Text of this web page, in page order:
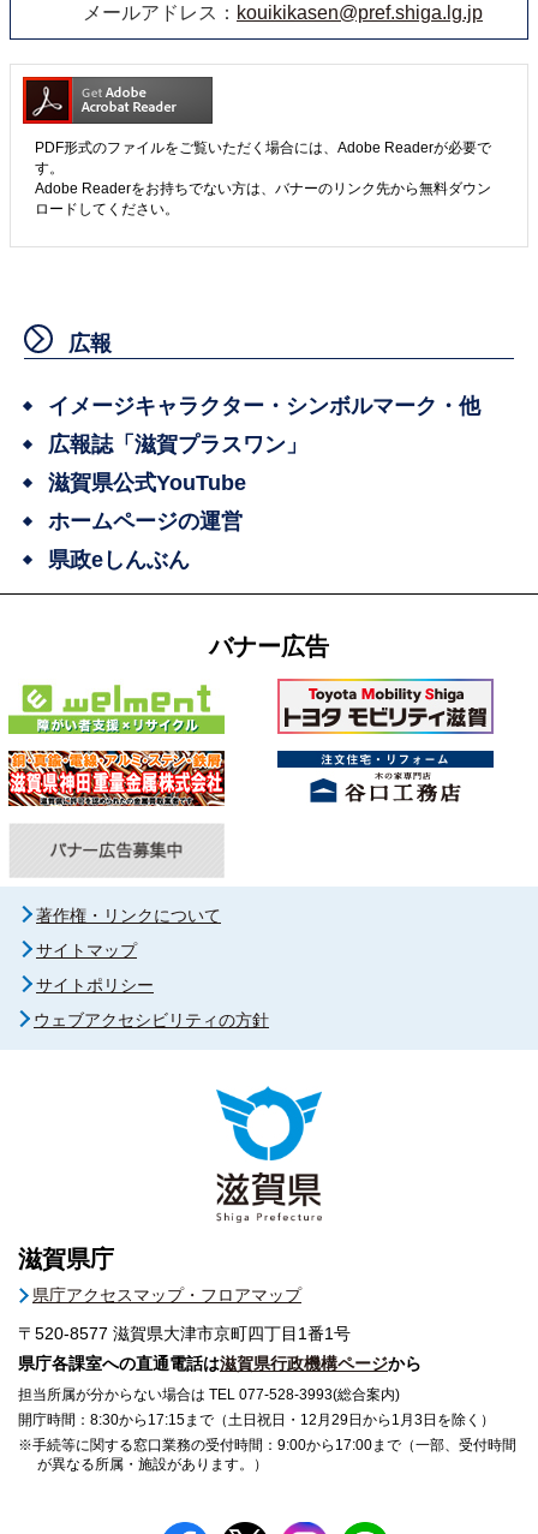
メールアドレス： kouikikasen@pref.shiga.lg.jp
PDF形式のファイルをご覧いただく場合には、Adobe Readerが必要で
す。
Adobe Readerをお持ちでない方は、バナーのリンク先から無料ダウン
ロードしてください。
広報
イメージキャラクター・シンボルマーク・他
広報誌「滋賀プラスワン」
滋賀県公式YouTube
ホームページの運営
県政eしんぶん
バナー広告
著作権・リンクについて
サイトマップ
サイトポリシー
ウェブアクセシビリティの方針
滋賀県庁
県庁アクセスマップ・フロアマップ
〒520-8577 滋賀県大津市京町四丁目1番1号
県庁各課室への直通電話は滋賀県行政機構ページから
担当所属が分からない場合は TEL 077-528-3993(総合案内)
開庁時間：8:30から17:15まで（土日祝日・12月29日から1月3日を除く）
※手続等に関する窓口業務の受付時間：9:00から17:00まで（一部、受付時間
が異なる所属・施設があります。）